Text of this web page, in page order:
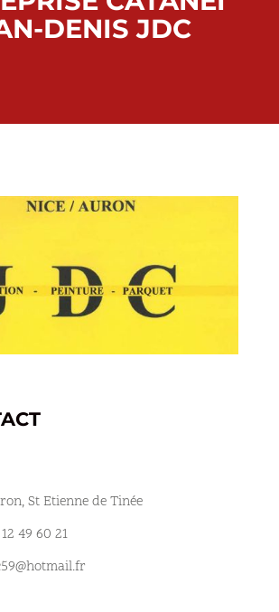
DENIS JDC
St Etienne de Tinée
49 60 21